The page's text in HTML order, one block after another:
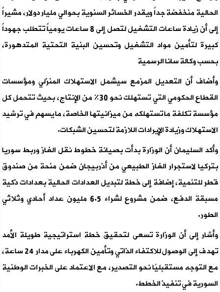
الحالية منخفضة جداً ويقدر الخسائر السنوية بحوالي مليار دولار، مشيراً
إلى أن زيادة ساعات التشغيل لتصل إلى 8 ساعات يومياً تتطلب جهوداً
كبيرة لتأمين مواد التشغيل وتحسين البنية التحتية المتدهورة،
بحسب وكالة سانا الرسمية
وأضاف أن التعديل المزمع سيشمل الاستهلاك المنزلي ومؤسسات
القطاع الحكومي التي تستهلك نحو 30% من الإنتاج، بحيث تتحمل كل
مؤسسة تكلفة ما تستهلكه من ميزانيتها الخاصة، ما يسهم في ترشيد
الاستهلاك وزيادة الإيرادات اللازمة لتحسين الشبكات.
وأكد السليمان أن الوزارة بدأت بصيانة خطوط نقل الغاز وربط سوريا
بتركيا لاستجرار الغاز الطبيعي من أذربيجان ضمن منحة من صندوق
قطر للتنمية، إضافة إلى خطة لتبديل العدادات الحالية بعدادات ذكية
مسبقة الدفع، ضمن مشروع لشراء 6.5 مليون عداد أحادي وثلاثي
الطور.
وأشار إلى أن الوزارة تسعى لتحقيق خطة استراتيجية طويلة الأمد
تهدف إلى الوصول للاكتفاء الذاتي وتأمين الكهرباء على مدار 24 ساعة،
مع التوجه مستقبليًا نحو التصدير، مع الاعتماد على الخبرات الوطنية
السورية في تنفيذ الخطط.